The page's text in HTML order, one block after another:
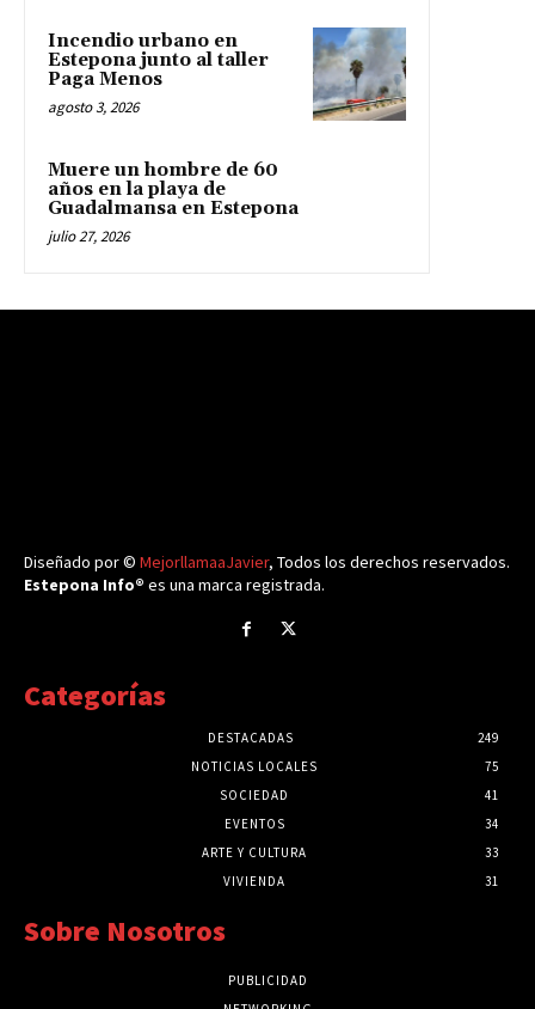
Incendio urbano en
Estepona junto al taller
Paga Menos
agosto 3, 2026
Muere un hombre de 60
años en la playa de
Guadalmansa en Estepona
julio 27, 2026
Diseñado por © MejorllamaaJavier, Todos los derechos reservados.
Estepona Info® es una marca registrada.
Categorías
DESTACADAS
249
NOTICIAS LOCALES
75
SOCIEDAD
41
EVENTOS
34
ARTE Y CULTURA
33
VIVIENDA
31
Sobre Nosotros
PUBLICIDAD